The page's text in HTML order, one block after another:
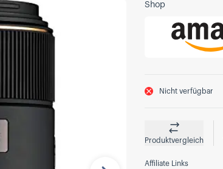
Shop
Nicht verfügbar
Produktvergleich
Affiliate Links